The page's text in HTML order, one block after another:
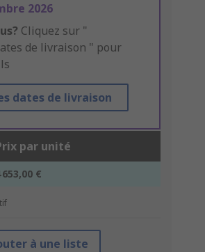
2026
Cliquez sur "
de livraison " pour
dates de livraison
par unité
653,00 €
à une liste